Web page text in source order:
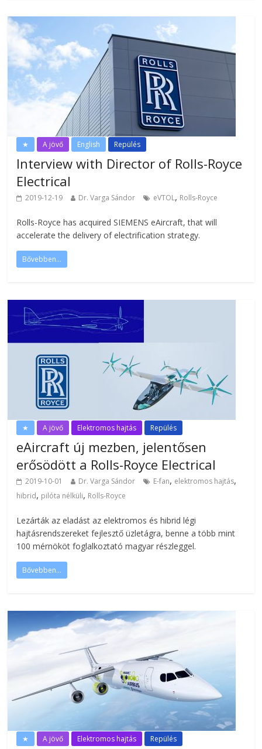
★ A jövő English Repülés
Interview with Director of Rolls-Royce
Electrical
2019-12-19 Dr. Varga Sándor eVTOL, Rolls-Royce
Rolls-Royce has acquired SIEMENS eAircraft, that will
accelerate the delivery of electrification strategy.
Bővebben...
★ A jövő Elektromos hajtás Repülés
eAircraft új mezben, jelentősen
erősödött a Rolls-Royce Electrical
2019-10-01 Dr. Varga Sándor E-fan, elektromos hajtás,
hibrid, pilóta nélküli, Rolls-Royce
Lezárták az eladást az elektromos és hibrid légi
hajtásrendszereket fejlesztő üzletágra, benne a több mint
100 mérnököt foglalkoztató magyar részleggel.
Bővebben...
★ A jövő Elektromos hajtás Repülés